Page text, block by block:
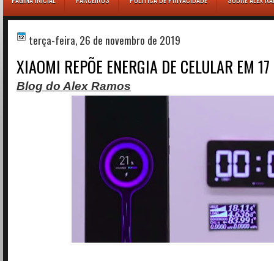
terça-feira, 26 de novembro de 2019
XIAOMI REPÕE ENERGIA DE CELULAR EM
Blog do Alex Ramos